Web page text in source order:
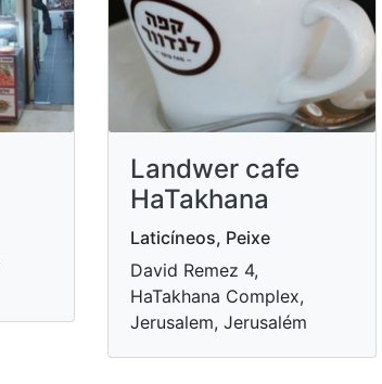
Landwer cafe
HaTakhana
Laticíneos, Peixe
David Remez 4,
HaTakhana Complex,
Jerusalem, Jerusalém